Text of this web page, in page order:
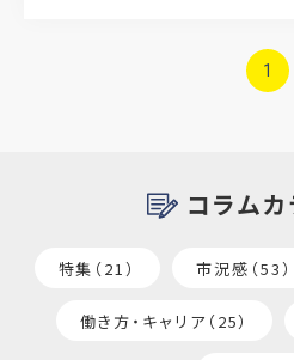
1
コラム
特集（21） 市況感（53）
働き方・キャリア（25）